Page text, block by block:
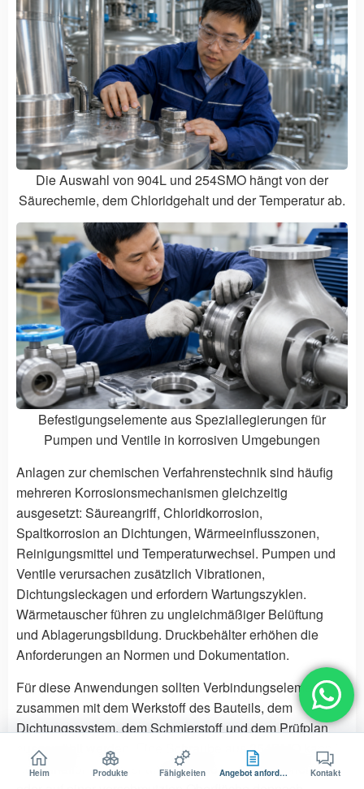
Die Auswahl von 904L und 254SMO hängt von der
Säurechemie, dem Chloridgehalt und der Temperatur ab.
Befestigungselemente aus Speziallegierungen für
Pumpen und Ventile in korrosiven Umgebungen
Anlagen zur chemischen Verfahrenstechnik sind häufig
mehreren Korrosionsmechanismen gleichzeitig
ausgesetzt: Säureangriff, Chloridkorrosion,
Spaltkorrosion an Dichtungen, Wärmeeinflusszonen,
Reinigungsmittel und Temperaturwechsel. Pumpen und
Ventile verursachen zusätzlich Vibrationen,
Dichtungsleckagen und erfordern Wartungszyklen.
Wärmetauscher führen zu ungleichmäßiger Belüftung
und Ablagerungsbildung. Druckbehälter erhöhen die
Anforderungen an Normen und Dokumentation.
Für diese Anwendungen sollten Verbindungselemente
zusammen mit dem Werkstoff des Bauteils, dem
Dichtungssystem, dem Schmierstoff und dem Prüfplan
ausgewählt werden. Eine Schraube aus 254SMO kann in
Kombination mit einer ungeeigneten Unterlegscheibe
Heim Produkte Fähigkeiten Angebot anfordern Kontakt